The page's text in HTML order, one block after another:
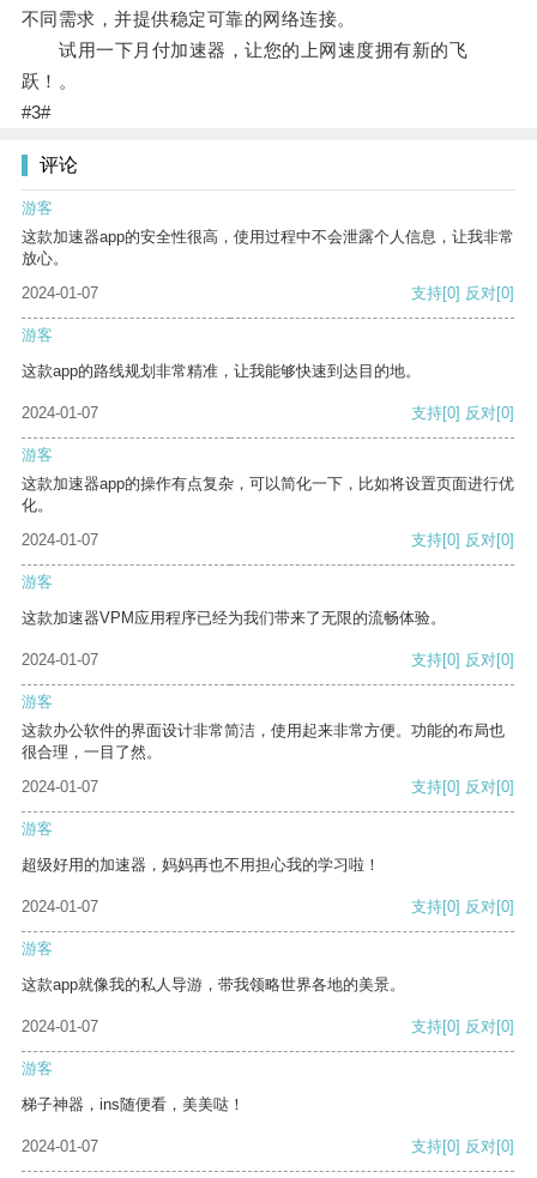
不同需求，并提供稳定可靠的网络连接。
试用一下月付加速器，让您的上网速度拥有新的飞
跃！。
#3#
评论
游客
这款加速器app的安全性很高，使用过程中不会泄露个人信息，让我非常
放心。
2024-01-07
支持[0] 反对[0]
游客
这款app的路线规划非常精准，让我能够快速到达目的地。
2024-01-07 支持[0] 反对[0]
游客
这款加速器app的操作有点复杂，可以简化一下，比如将设置页面进行优
化。
2024-01-07
支持[0] 反对[0]
游客
这款加速器VPM应用程序已经为我们带来了无限的流畅体验。
2024-01-07 支持[0] 反对[0]
游客
这款办公软件的界面设计非常简洁，使用起来非常方便。功能的布局也
很合理，一目了然。
2024-01-07
支持[0] 反对[0]
游客
超级好用的加速器，妈妈再也不用担心我的学习啦！
2024-01-07 支持[0] 反对[0]
游客
这款app就像我的私人导游，带我领略世界各地的美景。
2024-01-07 支持[0] 反对[0]
游客
梯子神器，ins随便看，美美哒！
2024-01-07 支持[0] 反对[0]